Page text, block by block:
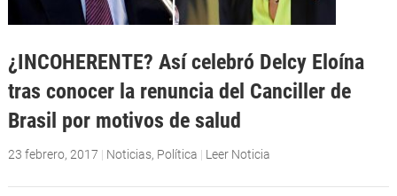
¿INCOHERENTE? Así celebró Delcy Eloína
tras conocer la renuncia del Canciller de
Brasil por motivos de salud
23 febrero, 2017 | Noticias, Política | Leer Noticia